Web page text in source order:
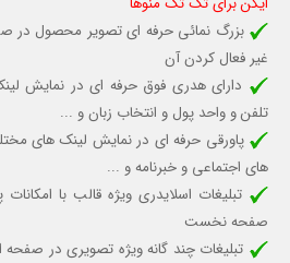
بزرگ نمائی حرفه ای تصویر محصول در
غیر فعال کردن آن
دارای هدری فوق حرفه ای در نمایش
تلفن و واحد پول و انتخاب زبان و ...
پاورقی حرفه ای در نمایش لینک های
های اجتماعی و خبرنامه و ...
تبلیغات اسلایدری ویژه قالب با
صفحه نخست
تبلیغات چند گانه ویژه تصویری در صفحه